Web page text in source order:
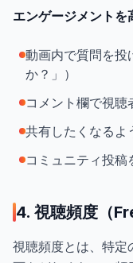
エンゲージメントを
動画内で質問を投
か？」）
コメント欄で視聴
共有したくなるよ
コミュニティ投稿
4. 視聴頻度（
視聴頻度とは、特定